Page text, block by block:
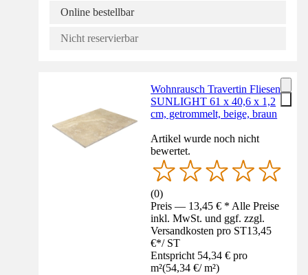
Online bestellbar
Nicht reservierbar
Wohnrausch Travertin Fliesen
SUNLIGHT 61 x 40,6 x 1,2
cm, getrommelt, beige, braun
Artikel wurde noch nicht
bewertet.
(0)
Preis — 13,45 € * Alle Preise
inkl. MwSt. und ggf. zzgl.
Versandkosten pro ST13,45
€*/ ST
Entspricht 54,34 € pro
m²(54,34 €/ m²)